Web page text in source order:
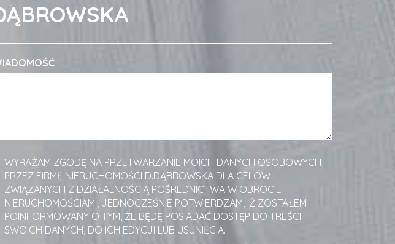
WYRAŻAM ZGODĘ NA PRZETWARZANIE MOICH DANYCH OSOBOWYCH
PRZEZ FIRMĘ NIERUCHOMOŚCI D.DĄBROWSKA DLA CELÓW
ZWIĄZANYCH Z DZIAŁALNOŚCIĄ POŚREDNICTWA W OBROCIE
NIERUCHOMOŚCIAMI, JEDNOCZEŚNIE POTWIERDZAM, IŻ ZOSTAŁEM
POINFORMOWANY O TYM, ŻE BĘDĘ POSIADAĆ DOSTĘP DO TREŚCI
SWOICH DANYCH, DO ICH EDYCJI LUB USUNIĘCIA.